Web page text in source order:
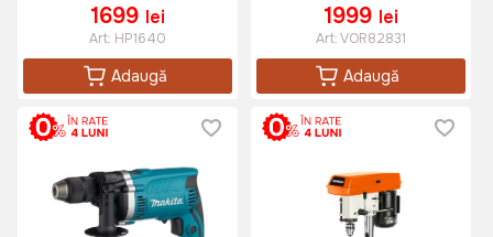
1699 lei
Art: HP1640
Adaugă
1999 lei
Art:VOR82831
Adaugă